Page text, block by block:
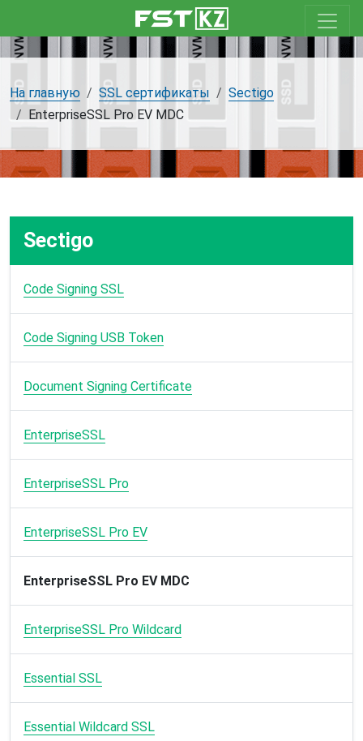
На главную SSL сертификаты
Sectigo
EnterpriseSSL Pro EV MDC
Sectigo
Code Signing SSL
Code Signing USB Token
Document Signing Certificate
EnterpriseSSL
EnterpriseSSL Pro
EnterpriseSSL Pro EV
EnterpriseSSL Pro EV MDC
EnterpriseSSL Pro Wildcard
Essential SSL
Essential Wildcard SSL